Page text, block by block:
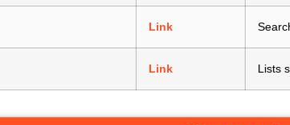
Link
Link Lists